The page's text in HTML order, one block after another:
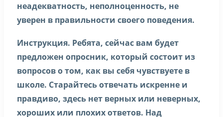
неадекватность, неполноценность, не
уверен в правильности своего поведения.
Инструкция. Ребята, сейчас вам будет
предложен опросник, который состоит из
вопросов о том, как вы себя чувствуете в
школе. Старайтесь отвечать искренне и
правдиво, здесь нет верных или неверных,
хороших или плохих ответов. Над